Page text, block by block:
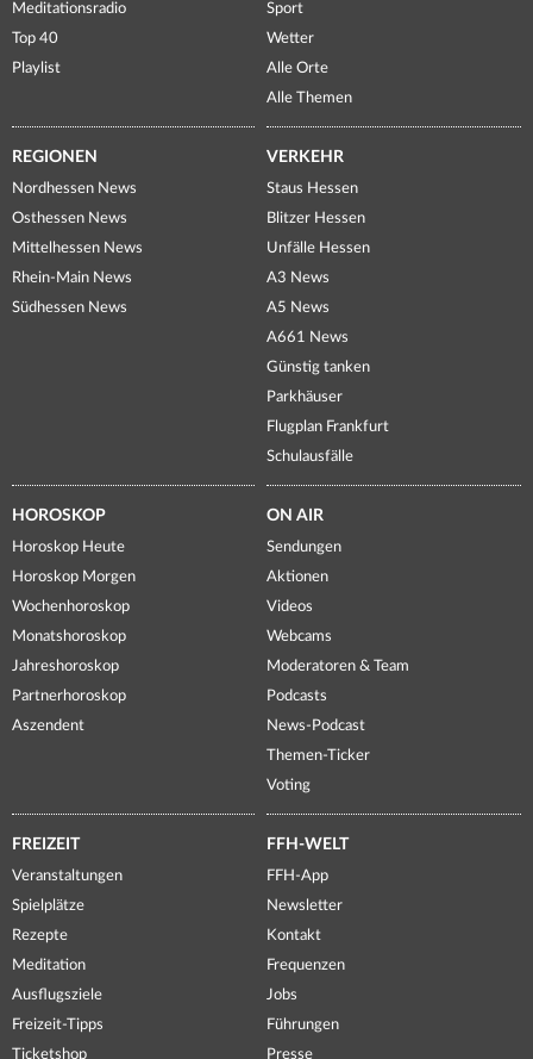
Meditationsradio
Top 40
Playlist
Sport
Wetter
Alle Orte
Alle Themen
REGIONEN
Nordhessen News
Osthessen News
Mittelhessen News
Rhein-Main News
Südhessen News
VERKEHR
Staus Hessen
Blitzer Hessen
Unfälle Hessen
A3 News
A5 News
A661 News
Günstig tanken
Parkhäuser
Flugplan Frankfurt
Schulausfälle
HOROSKOP
Horoskop Heute
Horoskop Morgen
Wochenhoroskop
Monatshoroskop
Jahreshoroskop
Partnerhoroskop
Aszendent
ON AIR
Sendungen
Aktionen
Videos
Webcams
Moderatoren & Team
Podcasts
News-Podcast
Themen-Ticker
Voting
FREIZEIT
Veranstaltungen
Spielplätze
Rezepte
Meditation
Ausflugsziele
Freizeit-Tipps
Ticketshop
FFH-WELT
FFH-App
Newsletter
Kontakt
Frequenzen
Jobs
Führungen
Presse